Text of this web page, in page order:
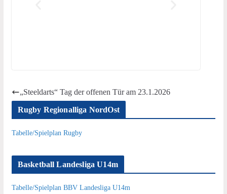
„Steeldarts“ Tag der offenen Tür am 23.1.2026
Rugby Regionalliga NordOst
Tabelle/Spielplan Rugby
Basketball Landesliga U14m
Tabelle/Spielplan BBV Landesliga U14m